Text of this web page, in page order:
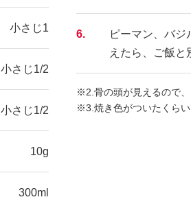
小さじ1
小さじ1/2
小さじ1/2
10g
300ml
6.
ピーマン、バ
えたら、ご飯と
※2.骨の頭が見えるので、
※3.焼き色がついたくらい